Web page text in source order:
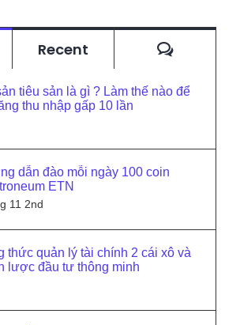
Recent
tiêu sản là gì ? Làm thế nào để
thu nhập gấp 10 lần
dẫn đào mỗi ngày 100 coin
ETN
11 2nd
thức quản lý tài chính 2 cái xô và
lược đầu tư thông minh